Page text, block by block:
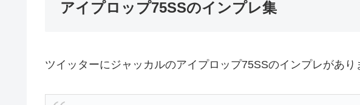
アイプロップ75SSのインプレ集
ツイッターにジャッカルのアイプロップ75SSのインプレがあり